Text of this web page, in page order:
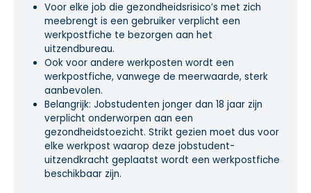
Voor elke job die gezondheidsrisico’s met zich
meebrengt is een gebruiker verplicht een
werkpostfiche te bezorgen aan het
uitzendbureau.
Ook voor andere werkposten wordt een
werkpostfiche, vanwege de meerwaarde, sterk
aanbevolen.
Belangrijk: Jobstudenten jonger dan 18 jaar zijn
verplicht onderworpen aan een
gezondheidstoezicht. Strikt gezien moet dus voor
elke werkpost waarop deze jobstudent-
uitzendkracht geplaatst wordt een werkpostfiche
beschikbaar zijn.